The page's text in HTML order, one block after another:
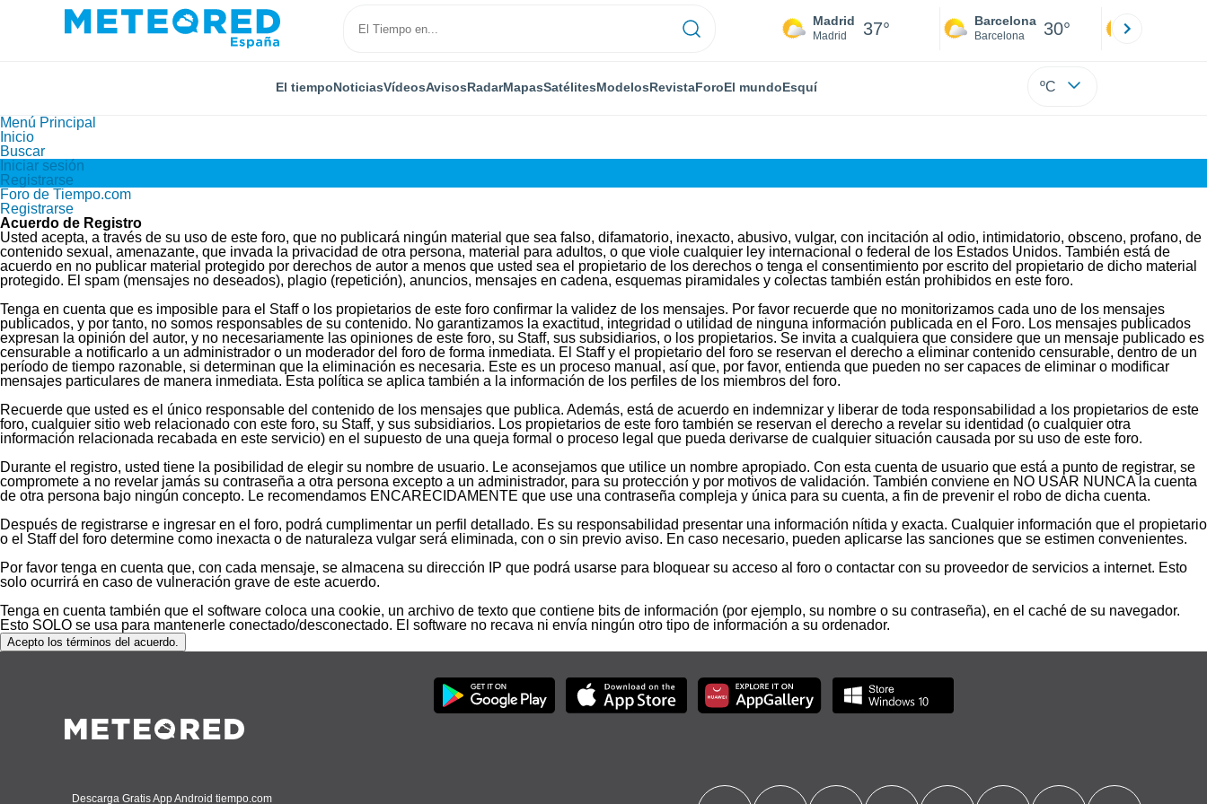
Madrid
Madrid 37° Barcelona
Barcelona 30°
El tiempoNoticiasVídeosAvisosRadarMapasSatélitesModelosRevistaForoEl mundoEsquí ºC
Menú Principal
Inicio
Buscar
Iniciar sesión
Registrarse
Foro de Tiempo.com
Registrarse
Acuerdo de Registro
Usted acepta, a través de su uso de este foro, que no publicará ningún material que sea falso, difamatorio, inexacto, abusivo, vulgar, con incitación al odio, intimidatorio, obsceno, profano, de
contenido sexual, amenazante, que invada la privacidad de otra persona, material para adultos, o que viole cualquier ley internacional o federal de los Estados Unidos. También está de
acuerdo en no publicar material protegido por derechos de autor a menos que usted sea el propietario de los derechos o tenga el consentimiento por escrito del propietario de dicho material
protegido. El spam (mensajes no deseados), plagio (repetición), anuncios, mensajes en cadena, esquemas piramidales y colectas también están prohibidos en este foro.
Tenga en cuenta que es imposible para el Staff o los propietarios de este foro confirmar la validez de los mensajes. Por favor recuerde que no monitorizamos cada uno de los mensajes
publicados, y por tanto, no somos responsables de su contenido. No garantizamos la exactitud, integridad o utilidad de ninguna información publicada en el Foro. Los mensajes publicados
expresan la opinión del autor, y no necesariamente las opiniones de este foro, su Staff, sus subsidiarios, o los propietarios. Se invita a cualquiera que considere que un mensaje publicado es
censurable a notificarlo a un administrador o un moderador del foro de forma inmediata. El Staff y el propietario del foro se reservan el derecho a eliminar contenido censurable, dentro de un
período de tiempo razonable, si determinan que la eliminación es necesaria. Este es un proceso manual, así que, por favor, entienda que pueden no ser capaces de eliminar o modificar
mensajes particulares de manera inmediata. Esta política se aplica también a la información de los perfiles de los miembros del foro.
Recuerde que usted es el único responsable del contenido de los mensajes que publica. Además, está de acuerdo en indemnizar y liberar de toda responsabilidad a los propietarios de este
foro, cualquier sitio web relacionado con este foro, su Staff, y sus subsidiarios. Los propietarios de este foro también se reservan el derecho a revelar su identidad (o cualquier otra
información relacionada recabada en este servicio) en el supuesto de una queja formal o proceso legal que pueda derivarse de cualquier situación causada por su uso de este foro.
Durante el registro, usted tiene la posibilidad de elegir su nombre de usuario. Le aconsejamos que utilice un nombre apropiado. Con esta cuenta de usuario que está a punto de registrar, se
compromete a no revelar jamás su contraseña a otra persona excepto a un administrador, para su protección y por motivos de validación. También conviene en NO USAR NUNCA la cuenta
de otra persona bajo ningún concepto. Le recomendamos ENCARECIDAMENTE que use una contraseña compleja y única para su cuenta, a fin de prevenir el robo de dicha cuenta.
Después de registrarse e ingresar en el foro, podrá cumplimentar un perfil detallado. Es su responsabilidad presentar una información nítida y exacta. Cualquier información que el propietario
o el Staff del foro determine como inexacta o de naturaleza vulgar será eliminada, con o sin previo aviso. En caso necesario, pueden aplicarse las sanciones que se estimen convenientes.
Por favor tenga en cuenta que, con cada mensaje, se almacena su dirección IP que podrá usarse para bloquear su acceso al foro o contactar con su proveedor de servicios a internet. Esto
solo ocurrirá en caso de vulneración grave de este acuerdo.
Tenga en cuenta también que el software coloca una cookie, un archivo de texto que contiene bits de información (por ejemplo, su nombre o su contraseña), en el caché de su navegador.
Esto SOLO se usa para mantenerle conectado/desconectado. El software no recava ni envía ningún otro tipo de información a su ordenador.
Descarga Gratis App Android tiempo.com